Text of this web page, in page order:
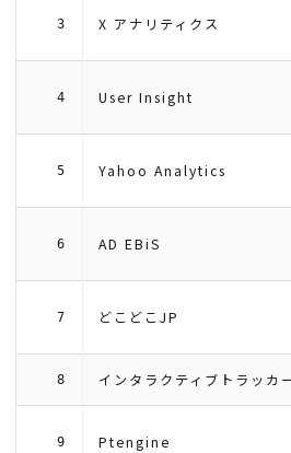
3 X アナリティクス
4 User Insight
5 Yahoo Analytics
6 AD EBiS
7 どこどこJP
8 インタラクティブトラッカ
9 Ptengine